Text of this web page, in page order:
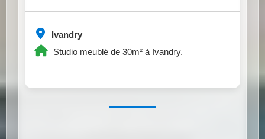
Ivandry
Studio meublé de 30m² à Ivandry.